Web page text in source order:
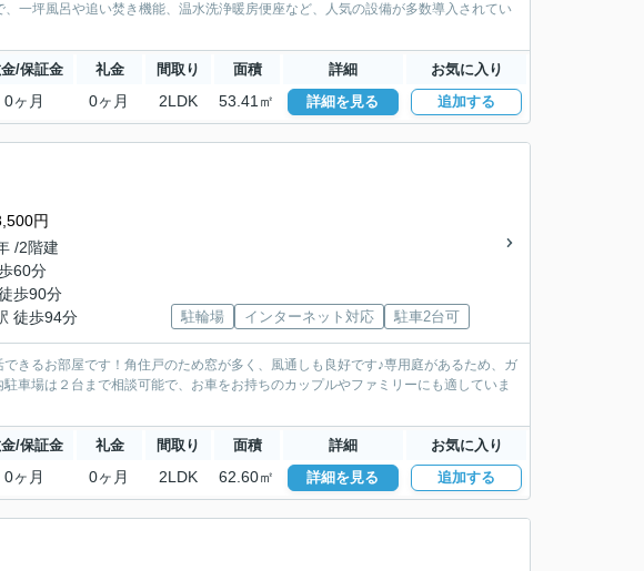
一坪風呂や追い焚き機能、温水洗浄暖房便座など、人気の設備が多数導入されてい
/保証金 礼金 間取り 面積 詳細 お気に入り
0ヶ月 0ヶ月 2LDK 53.41㎡ 詳細を見る 追加する
円
/2階建
60分
歩90分
徒歩94分 駐輪場 インターネット対応 駐車2台可
きるお部屋です！角住戸のため窓が多く、風通しも良好です♪専用庭があるため、ガ
車場は２台まで相談可能で、お車をお持ちのカップルやファミリーにも適していま
/保証金 礼金 間取り 面積 詳細 お気に入り
0ヶ月 0ヶ月 2LDK 62.60㎡ 詳細を見る 追加する